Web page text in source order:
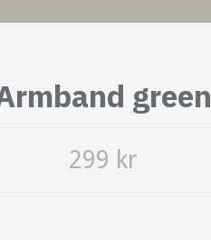
green
299 kr